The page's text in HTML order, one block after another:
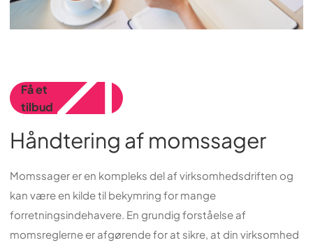
Få et
tilbud
Håndtering af momssager
Momssager er en kompleks del af virksomhedsdriften og
kan være en kilde til bekymring for mange
forretningsindehavere. En grundig forståelse af
momsreglerne er afgørende for at sikre, at din virksomhed